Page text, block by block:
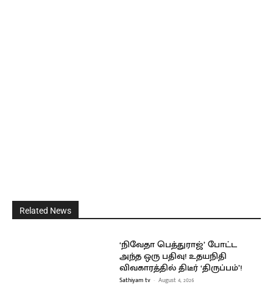
Related News
‘நிவேதா பெத்துராஜ்’ போட்ட
அந்த ஒரு பதிவு! உதயநிதி
விவகாரத்தில் திடீர் ‘திருப்பம்’!
Sathiyam tv - August 4, 2026